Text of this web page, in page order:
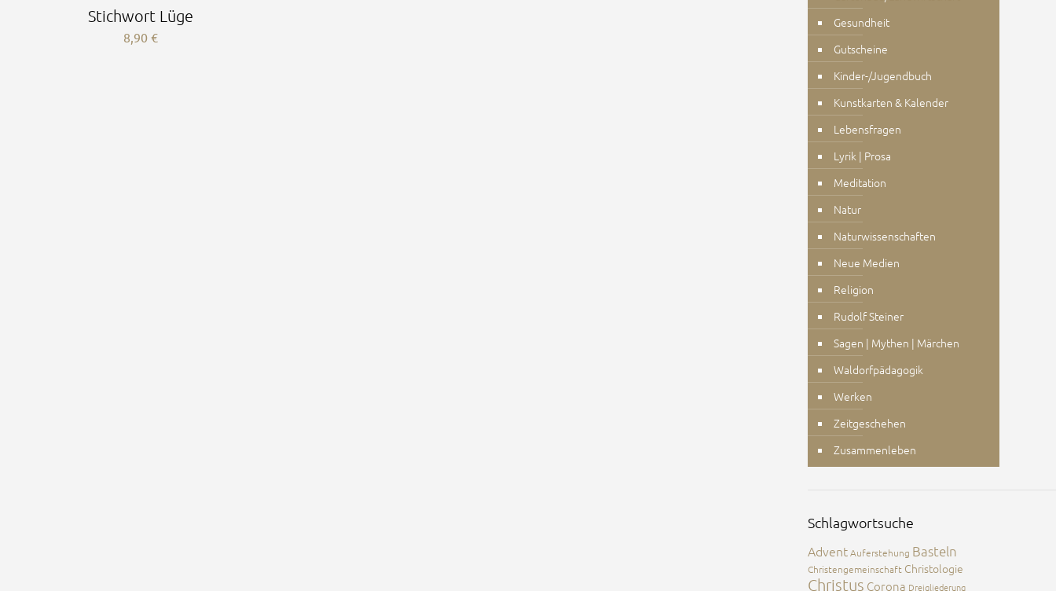
Stichwort Lüge
8,90 €
Gesundheit
Gutscheine
Kinder-/Jugendbuch
Kunstkarten & Kalender
Lebensfragen
Lyrik | Prosa
Meditation
Natur
Naturwissenschaften
Neue Medien
Religion
Rudolf Steiner
Sagen | Mythen | Märchen
Waldorfpädagogik
Werken
Zeitgeschehen
Zusammenleben
Schlagwortsuche
AdventAuferstehung Basteln
Christengemeinschaft Christologie
Christus Corona Dreigliederung